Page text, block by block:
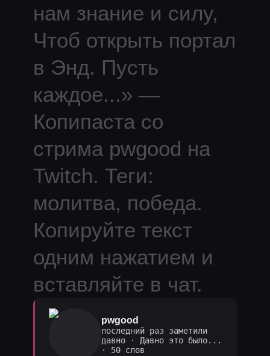
нам знание и силу,
Чтоб открыть портал
в Энд. Пусть
каждое...» —
Копипаста со
стрима pwgood на
Twitch. Теги:
молитва, победа.
Копируйте текст
одним нажатием и
вставляйте в чат.
pwgood
последний раз заметили
давно·
Давно это было...
· 50 слов